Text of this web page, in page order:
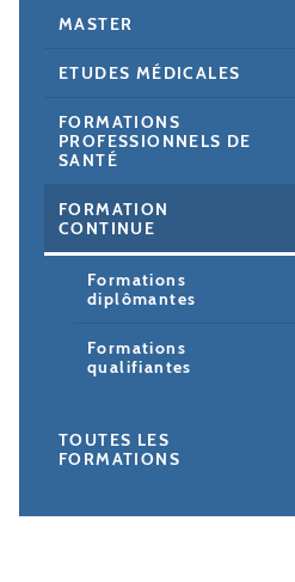
MASTER
ETUDES MÉDICALES
FORMATIONS
PROFESSIONNELS DE
SANTÉ
FORMATION
CONTINUE
Formations
diplômantes
Formations
qualifiantes
TOUTES LES
FORMATIONS